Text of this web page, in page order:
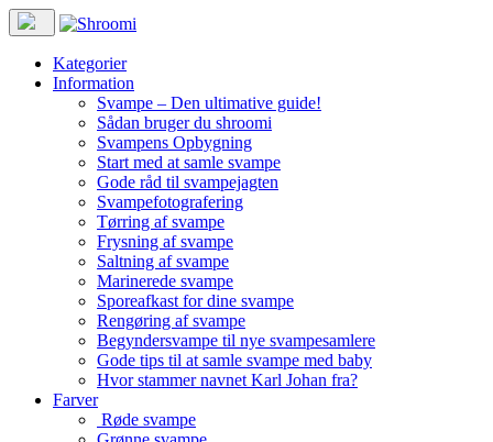
Kategorier
Information
Svampe – Den ultimative guide!
Sådan bruger du shroomi
Svampens Opbygning
Start med at samle svampe
Gode råd til svampejagten
Svampefotografering
Tørring af svampe
Frysning af svampe
Saltning af svampe
Marinerede svampe
Sporeafkast for dine svampe
Rengøring af svampe
Begyndersvampe til nye svampesamlere
Gode tips til at samle svampe med baby
Hvor stammer navnet Karl Johan fra?
Farver
Røde svampe